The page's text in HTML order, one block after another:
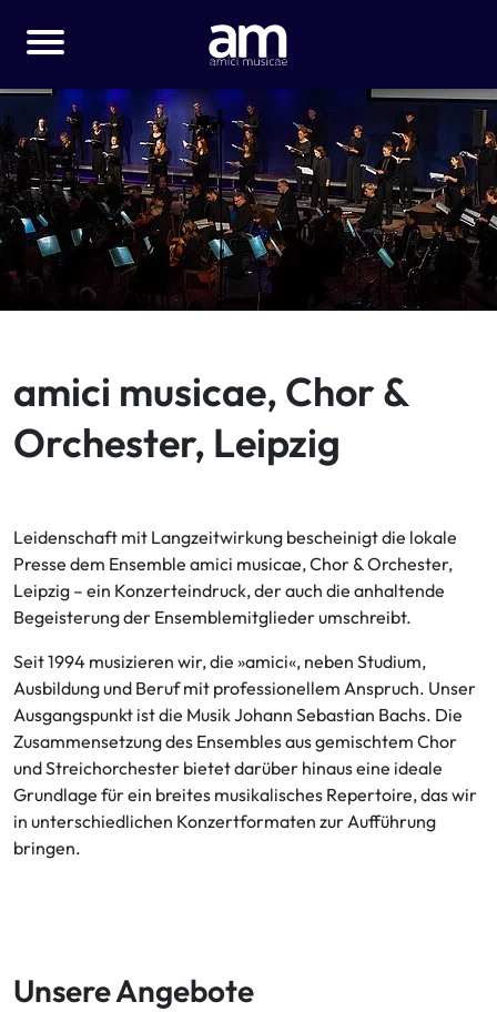
amici musicae, Chor &
Orchester, Leipzig
Leidenschaft mit Langzeitwirkung bescheinigt die lokale
Presse dem Ensemble amici musicae, Chor & Orchester,
Leipzig – ein Konzerteindruck, der auch die anhaltende
Begeisterung der Ensemblemitglieder umschreibt.
Seit 1994 musizieren wir, die »amici«, neben Studium,
Ausbildung und Beruf mit professionellem Anspruch. Unser
Ausgangspunkt ist die Musik Johann Sebastian Bachs. Die
Zusammensetzung des Ensembles aus gemischtem Chor
und Streichorchester bietet darüber hinaus eine ideale
Grundlage für ein breites musikalisches Repertoire, das wir
in unterschiedlichen Konzertformaten zur Aufführung
bringen.
Unsere Angebote